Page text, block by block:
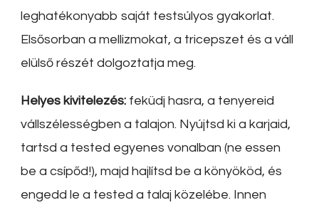
leghatékonyabb saját testsúlyos gyakorlat.
Elsősorban a mellizmokat, a tricepszet és a váll
elülső részét dolgoztatja meg.
Helyes kivitelezés: feküdj hasra, a tenyereid
vállszélességben a talajon. Nyújtsd ki a karjaid,
tartsd a tested egyenes vonalban (ne essen
be a csípőd!), majd hajlítsd be a könyököd, és
engedd le a tested a talaj közelébe. Innen